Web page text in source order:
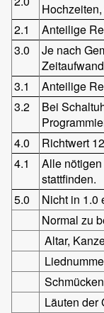
2.1
Anteilige
3.0
Je nach
Zeitaufwand
3.1
Anteilige
3.2
Bei
4.0
Richtwert
4.1
Alle
stattfinden.
5.0
Nicht in 1.0
Normal zu
Altar,
Läuten der